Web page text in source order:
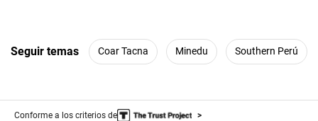
Seguir temas Coar Tacna Minedu Southern Perú
Conforme a los criterios de